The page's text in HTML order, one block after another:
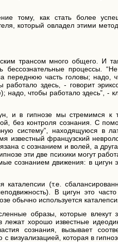
тому, как стать более
который овладел этими
трансом много общего. И
бессознательные процессы.
часть головы; надо,
здесь, - говорит
надо, чтобы работало здесь”, -
и в гипнозе мы стремимся к
без контроля сознания. С
систему”, находящуюся в
известный французский
с сознанием и волей, а
эти две психики могут
сознанием движения: в цигун
(т.е.
В цигун это
обычно используется
образы, которые влекут
хорошо известные
сознания, вызывает
визуализацией, которая в